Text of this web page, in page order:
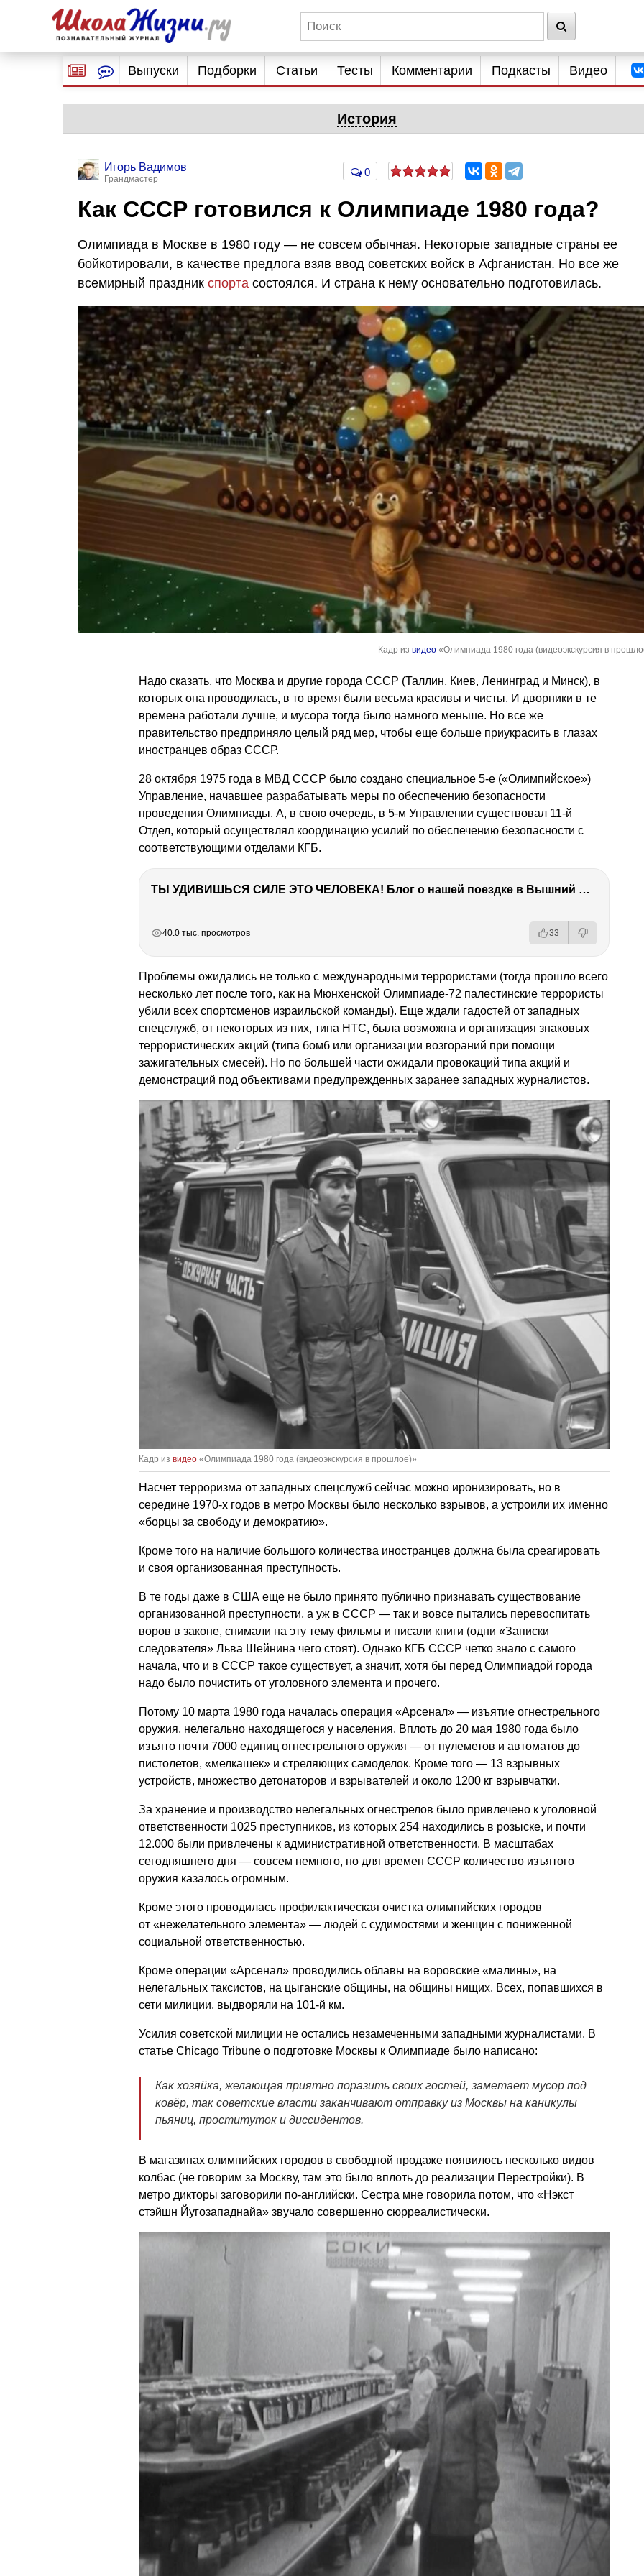
Выпуски Подборки Статьи Тесты Комментарии Подкасты Видео
История
Игорь Вадимов
Грандмастер
0
Как СССР готовился к Олимпиаде 1980 года?
Олимпиада в Москве в 1980 году — не совсем обычная. Некоторые западные страны ее
бойкотировали, в качестве предлога взяв ввод советских войск в Афганистан. Но все же
всемирный праздник спорта состоялся. И страна к нему основательно подготовилась.
Кадр из видео«Олимпиада 1980 года (видеоэкскурсия в
Надо сказать, что Москва и другие города СССР (Таллин, Киев, Ленинград и Минск), в
которых она проводилась, в то время были весьма красивы и чисты. И дворники в те
времена работали лучше, и мусора тогда было намного меньше. Но все же
правительство предприняло целый ряд мер, чтобы еще больше приукрасить в глазах
иностранцев образ СССР.
28 октября 1975 года в МВД СССР было создано специальное 5-е («Олимпийское»)
Управление, начавшее разрабатывать меры по обеспечению безопасности
проведения Олимпиады. А, в свою очередь, в 5-м Управлении существовал 11-й
Отдел, который осуществлял координацию усилий по обеспечению безопасности с
соответствующими отделами КГБ.
ТЫ УДИВИШЬСЯ СИЛЕ ЭТО ЧЕЛОВЕКА! Блог о нашей поездке в Вышний Волочек
40.0 тыс. просмотров 33
Проблемы ожидались не только с международными террористами (тогда прошло всего
несколько лет после того, как на Мюнхенской Олимпиаде-72 палестинские террористы
убили всех спортсменов израильской команды). Еще ждали гадостей от западных
спецслужб, от некоторых из них, типа НТС, была возможна и организация знаковых
террористических акций (типа бомб или организации возгораний при помощи
зажигательных смесей). Но по большей части ожидали провокаций типа акций и
демонстраций под объективами предупрежденных заранее западных журналистов.
Кадр из видео «Олимпиада 1980 года (видеоэкскурсия в прошлое)»
Насчет терроризма от западных спецслужб сейчас можно иронизировать, но в
середине 1970-х годов в метро Москвы было несколько взрывов, а устроили их именно
«борцы за свободу и демократию».
Кроме того на наличие большого количества иностранцев должна была среагировать
и своя организованная преступность.
В те годы даже в США еще не было принято публично признавать существование
организованной преступности, а уж в СССР — так и вовсе пытались перевоспитать
воров в законе, снимали на эту тему фильмы и писали книги (одни «Записки
следователя» Льва Шейнина чего стоят). Однако КГБ СССР четко знало с самого
начала, что и в СССР такое существует, а значит, хотя бы перед Олимпиадой города
надо было почистить от уголовного элемента и прочего.
Потому 10 марта 1980 года началась операция «Арсенал» — изъятие огнестрельного
оружия, нелегально находящегося у населения. Вплоть до 20 мая 1980 года было
изъято почти 7000 единиц огнестрельного оружия — от пулеметов и автоматов до
пистолетов, «мелкашек» и стреляющих самоделок. Кроме того — 13 взрывных
устройств, множество детонаторов и взрывателей и около 1200 кг взрывчатки.
За хранение и производство нелегальных огнестрелов было привлечено к уголовной
ответственности 1025 преступников, из которых 254 находились в розыске, и почти
12.000 были привлечены к административной ответственности. В масштабах
сегодняшнего дня — совсем немного, но для времен СССР количество изъятого
оружия казалось огромным.
Кроме этого проводилась профилактическая очистка олимпийских городов
от «нежелательного элемента» — людей с судимостями и женщин с пониженной
социальной ответственностью.
Кроме операции «Арсенал» проводились облавы на воровские «малины», на
нелегальных таксистов, на цыганские общины, на общины нищих. Всех, попавшихся в
сети милиции, выдворяли на 101-й км.
Усилия советской милиции не остались незамеченными западными журналистами. В
статье Chicago Tribune о подготовке Москвы к Олимпиаде было написано:
Как хозяйка, желающая приятно поразить своих гостей, заметает мусор под
ковёр, так советские власти заканчивают отправку из Москвы на каникулы
пьяниц, проституток и диссидентов.
В магазинах олимпийских городов в свободной продаже появилось несколько видов
колбас (не говорим за Москву, там это было вплоть до реализации Перестройки). В
метро дикторы заговорили по-английски. Сестра мне говорила потом, что «Нэкст
стэйшн Йугозападнайа» звучало совершенно сюрреалистически.